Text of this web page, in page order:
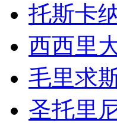
托斯卡
西西里
毛里求
圣托里